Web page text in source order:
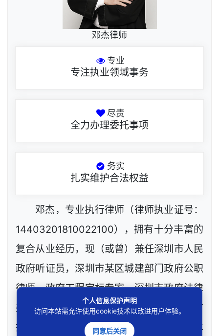
邓杰律师
专业
专注执业领域事务
尽责
全力办理委托事项
务实
扎实维护合法权益
邓杰，专业执行律师（律师执业证号：
14403201810022100），拥有十分丰富的
复合从业经历，现（或曾）兼任深圳市人民
政府听证员，深圳市某区城建部门政府公职
律师、政府工程定标专家，深圳市政府法律
类采购评审专家，网络技术工程师等，目前
执业于北京市炜衡（深圳）律师事务所（律
个人信息保护声明
访问本站需允许使用cookie技术以改进用户体验。
同意后关闭